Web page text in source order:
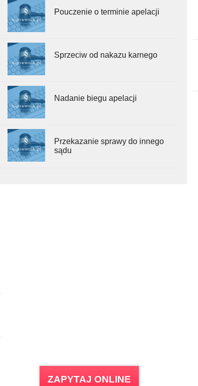
Pouczenie o terminie apelacji
Sprzeciw od nakazu karnego
Nadanie biegu apelacji
Przekazanie sprawy do innego
sądu
ZAPYTAJ ONLINE